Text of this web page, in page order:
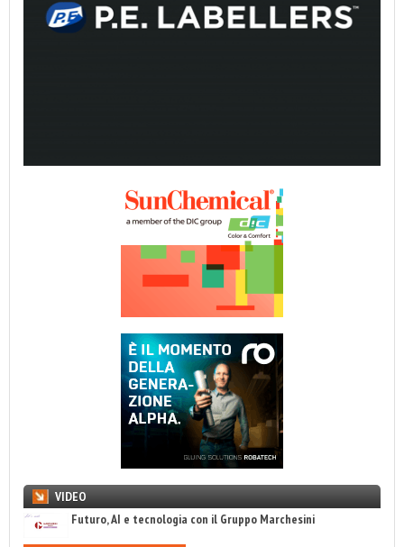
VIDEO
Futuro, AI e tecnologia con il Gruppo Marchesini